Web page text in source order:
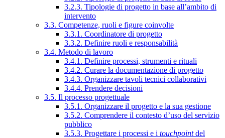
3.2.3. Tipologie di progetto in base all’ambito di
intervento
3.3. Competenze, ruoli e figure coinvolte
3.3.1. Coordinatore di progetto
3.3.2. Definire ruoli e responsabilità
3.4. Metodo di lavoro
3.4.1. Definire processi, strumenti e rituali
3.4.2. Curare la documentazione di progetto
3.4.3. Organizzare tavoli tecnici collaborativi
3.4.4. Prendere decisioni
3.5. Il processo progettuale
3.5.1. Organizzare il progetto e la sua gestione
3.5.2. Comprendere il contesto d’uso del servizio
pubblico
3.5.3. Progettare i processi e i touchpointdel